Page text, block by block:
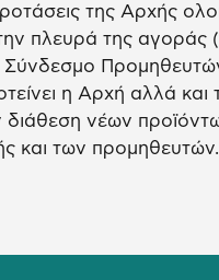
της Αρχής
πλευρά της αγοράς
Σύνδεσμο
η Αρχή αλλά
νέων
και των προμηθευτών.